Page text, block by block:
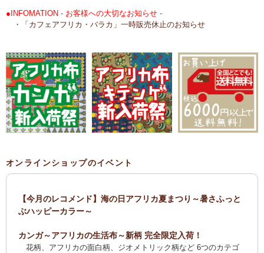
●INFOMATION - お客様への大切なお知らせ -
・「カフェアフリカ・バラカ」一時販売休止のお知らせ
オンラインショップのイベント
【今月のレコメンド】海の日アフリカ夏まつり～暑さふっと
ぶハッピーカラー～
カンガ～アフリカの生活布～新柄 完全限定入荷！
花柄、アフリカの面白柄、ジオメトリック柄など 6つのカテゴ